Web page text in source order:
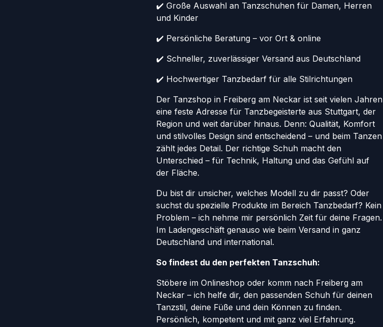
✔️ Große Auswahl an Tanzschuhen für Damen, Herren
und Kinder
✔️ Persönliche Beratung – vor Ort & online
✔️ Schneller, zuverlässiger Versand aus Deutschland
✔️ Hochwertiger Tanzbedarf für alle Stilrichtungen
Der Tanzshop in Freiberg am Neckar ist seit vielen Jahren
eine feste Adresse für Tanzbegeisterte aus Stuttgart, der
Region und weit darüber hinaus. Denn: Qualität, Komfort
und stilvolles Design sind entscheidend – und beim Tanzen
zählt jedes Detail. Der richtige Schuh macht den
Unterschied – für Technik, Haltung und das Gefühl auf
der Fläche.
Du bist dir unsicher, welches Modell zu dir passt? Oder
suchst du spezielle Produkte im Bereich Tanzbedarf? Kein
Problem – ich nehme mir persönlich Zeit für deine Fragen.
Im Ladengeschäft genauso wie beim Versand in ganz
Deutschland und international.
So findest du den perfekten Tanzschuh:
Stöbere im Onlineshop oder komm nach Freiberg am
Neckar – ich helfe dir, den passenden Schuh für deinen
Tanzstil, deine Füße und dein Können zu finden.
Persönlich, kompetent und mit ganz viel Erfahrung.